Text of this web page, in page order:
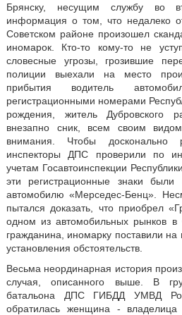
Брянску, несущим службу во
информация о том, что недалеко
Советском районе произошел
иномарок. Кто-то кому-то не
словесные угрозы, грозившие
полиции выехали на место
прибытия водитель
регистрационными номерами
рождения, житель Дубровского
внезапно сник, всем своим
внимания. Чтобы досконально
инспекторы ДПС проверили по
учетам Госавтоинспекции
эти регистрационные знаки
автомобилю «Мерседес-Бенц».
пытался доказать, что приобрел
одном из автомобильных рынков в
гражданина, иномарку поставили
установления обстоятельств.
Весьма неординарная история
случая, описанного выше. В
батальона ДПС ГИБДД УМВД
обратилась женщина -